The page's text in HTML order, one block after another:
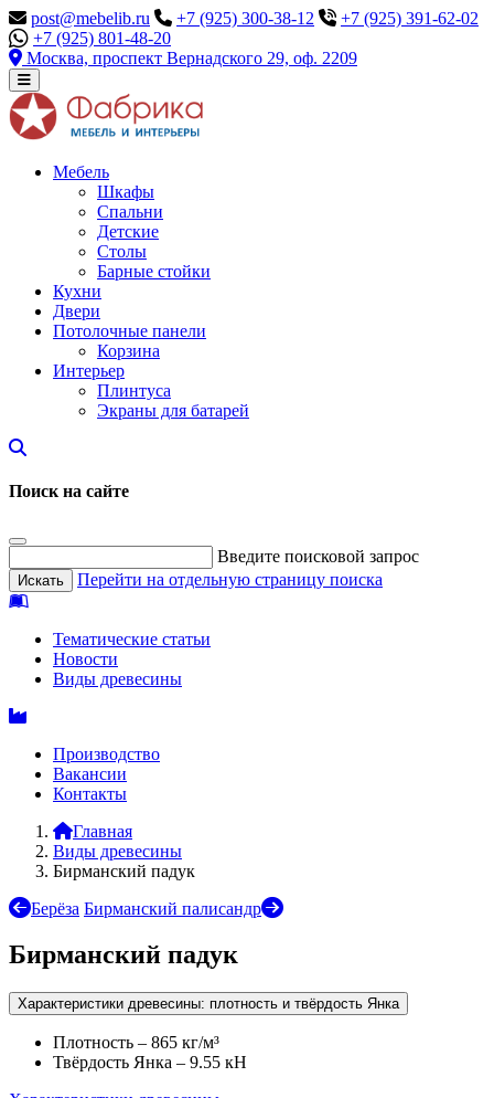
post@mebelib.ru +7 (925) 300-38-12
+7 (925) 391-62-02
+7 (925) 801-48-20
Москва, проспект Вернадского 29, оф. 2209
Мебель
Шкафы
Спальни
Детские
Столы
Барные стойки
Кухни
Двери
Потолочные панели
Корзина
Интерьер
Плинтуса
Экраны для батарей
Поиск на сайте
Введите поисковой запрос
Перейти на отдельную страницу поиска
Тематические статьи
Новости
Виды древесины
Производство
Вакансии
Контакты
Главная
Виды древесины
Бирманский падук
Берёза Бирманский палисандр
Бирманский падук
Характеристики древесины: плотность и твёрдость Янка
Плотность – 865 кг/м³
Твёрдость Янка – 9.55 кН